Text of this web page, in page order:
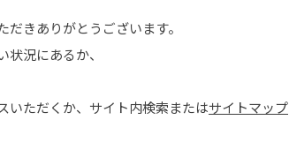
きありがとうございます。
況にあるか、
いただくか、サイト内検索またはサイトマップ